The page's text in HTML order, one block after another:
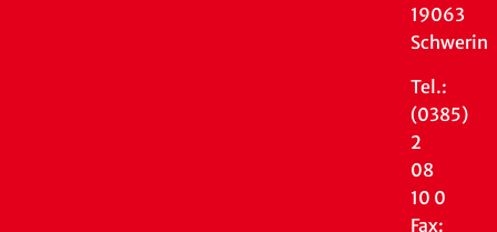
19063
Schwerin
Tel.:
(0385)
2
08
10 0
Fax: